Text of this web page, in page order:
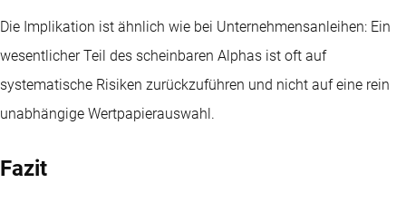
Die Implikation ist ähnlich wie bei Unternehmensanleihen: Ein
wesentlicher Teil des scheinbaren Alphas ist oft auf
systematische Risiken zurückzuführen und nicht auf eine rein
unabhängige Wertpapierauswahl.
Fazit